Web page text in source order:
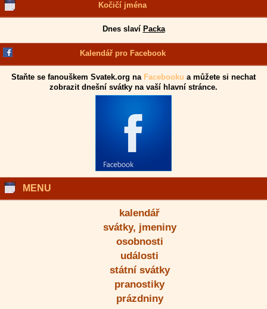
Kočičí jména
Dnes slaví Packa
Kalendář pro Facebook
Staňte se fanouškem Svatek.org na Facebooku a můžete si nechat
zobrazit dnešní svátky na vaší hlavní stránce.
MENU
kalendář
svátky, jmeniny
osobnosti
události
státní svátky
pranostiky
prázdniny